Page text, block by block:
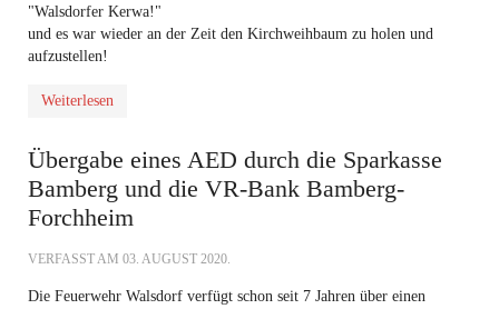
"Walsdorfer Kerwa!"
und es war wieder an der Zeit den Kirchweihbaum zu holen und
aufzustellen!
Weiterlesen
Übergabe eines AED durch die Sparkasse
Bamberg und die VR-Bank Bamberg-
Forchheim
VERFASST AM 03. AUGUST 2020.
Die Feuerwehr Walsdorf verfügt schon seit 7 Jahren über einen